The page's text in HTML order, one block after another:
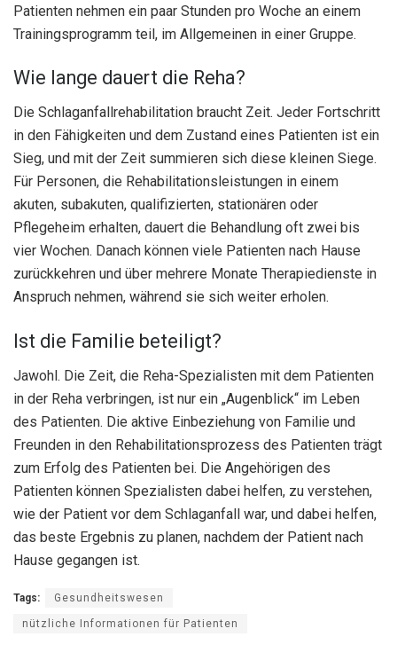
Patienten nehmen ein paar Stunden pro Woche an einem
Trainingsprogramm teil, im Allgemeinen in einer Gruppe.
Wie lange dauert die Reha?
Die Schlaganfallrehabilitation braucht Zeit. Jeder Fortschritt
in den Fähigkeiten und dem Zustand eines Patienten ist ein
Sieg, und mit der Zeit summieren sich diese kleinen Siege.
Für Personen, die Rehabilitationsleistungen in einem
akuten, subakuten, qualifizierten, stationären oder
Pflegeheim erhalten, dauert die Behandlung oft zwei bis
vier Wochen. Danach können viele Patienten nach Hause
zurückkehren und über mehrere Monate Therapiedienste in
Anspruch nehmen, während sie sich weiter erholen.
Ist die Familie beteiligt?
Jawohl. Die Zeit, die Reha-Spezialisten mit dem Patienten
in der Reha verbringen, ist nur ein „Augenblick“ im Leben
des Patienten. Die aktive Einbeziehung von Familie und
Freunden in den Rehabilitationsprozess des Patienten trägt
zum Erfolg des Patienten bei. Die Angehörigen des
Patienten können Spezialisten dabei helfen, zu verstehen,
wie der Patient vor dem Schlaganfall war, und dabei helfen,
das beste Ergebnis zu planen, nachdem der Patient nach
Hause gegangen ist.
Tags: Gesundheitswesen
nützliche Informationen für Patienten